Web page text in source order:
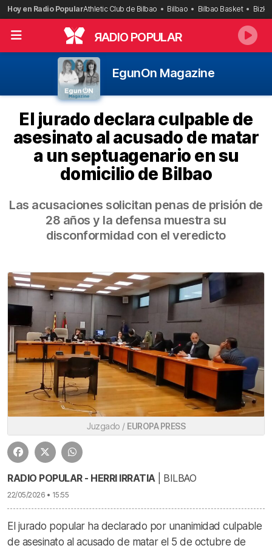
Saltar
al
contenido
Hoy en Radio PopularAthletic Club de Bilbao Bilbao Bilbao Basket
RADIO POPULAR
EgunOn Magazine
El jurado declara culpable de
asesinato al acusado de matar
a un septuagenario en su
domicilio de Bilbao
Las acusaciones solicitan penas de prisión de
28 años y la defensa muestra su
disconformidad con el veredicto
Juzgado / EUROPA PRESS
RADIO POPULAR - HERRI IRRATIA| BILBAO
22/05/2026 • 15:55
El jurado popular ha declarado por unanimidad culpable
de asesinato al acusado de matar el 5 de octubre de